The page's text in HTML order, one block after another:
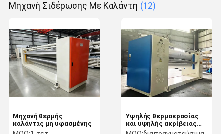
Μηχανή Σιδέρωσης Με Καλάντη (12)
Μηχανή θερμής
καλάντας μη υφασμένης
Υψηλής θερμοκρασίας
και υψηλής ακρίβειας
καλεντομηχανή